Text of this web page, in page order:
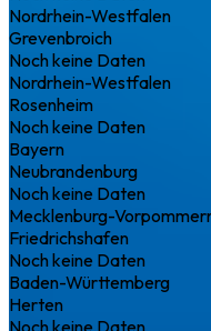
Nordrhein-Westfalen
Grevenbroich
Noch keine Daten
Nordrhein-Westfalen
Rosenheim
Noch keine Daten
Bayern
Neubrandenburg
Noch keine Daten
Mecklenburg-
Friedrichshafen
Noch keine Daten
Baden-Württemberg
Herten
Noch keine Daten